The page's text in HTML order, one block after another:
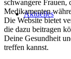
Aktuelles
schwangere Frauen,
Medikamenten
Die Website bietet
die dazu beitragen
Deine Gesundheit
treffen kannst.